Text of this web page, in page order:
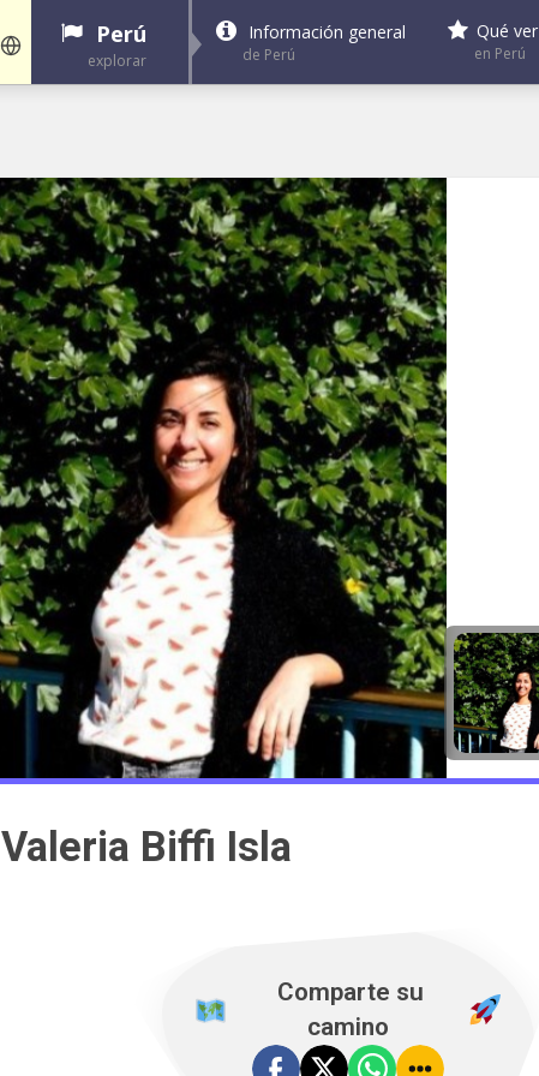
Perú
explorar
Información general
de Perú
Qué ver
en Perú
Valeria Biffi Isla
️ Comparte su
camino